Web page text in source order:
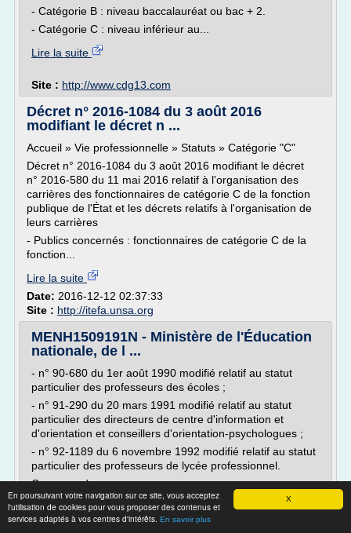
X
En poursuivant votre navigation sur ce site, vous acceptez
l'utilisation de cookies pour vous proposer des contenus et
services adaptés à vos centres d'intérêts. En savoir plus
- Catégorie B : niveau baccalauréat ou bac + 2.
- Catégorie C : niveau inférieur au...
Lire la suite
Site : http://www.cdg13.com
Décret n° 2016-1084 du 3 août 2016
modifiant le décret n ...
Accueil » Vie professionnelle » Statuts » Catégorie "C"
Décret n° 2016-1084 du 3 août 2016 modifiant le décret
n° 2016-580 du 11 mai 2016 relatif à l'organisation des
carrières des fonctionnaires de catégorie C de la fonction
publique de l'État et les décrets relatifs à l'organisation de
leurs carrières
- Publics concernés : fonctionnaires de catégorie C de la
fonction...
Lire la suite
Date: 2016-12-12 02:37:33
Site : http://itefa.unsa.org
MENH1509191N - Ministère de l'Éducation
nationale, de l ...
- n° 90-680 du 1er août 1990 modifié relatif au statut
particulier des professeurs des écoles ;
- n° 91-290 du 20 mars 1991 modifié relatif au statut
particulier des directeurs de centre d'information et
d'orientation et conseillers d'orientation-psychologues ;
- n° 92-1189 du 6 novembre 1992 modifié relatif au statut
particulier des professeurs de lycée professionnel.
Concours de...
Lire la suite